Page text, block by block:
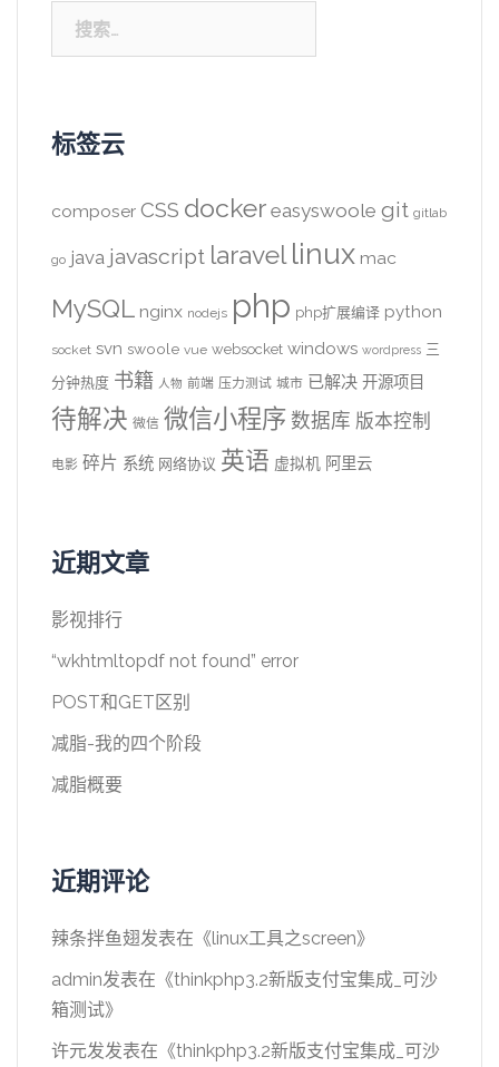
索：
标签云
composer CSS docker easyswoole git gitlab
go java javascript laravel linux mac
MySQL nginx nodejs php php扩展编译 python
socket svn swoole vue websocket windows wordpress 三
分钟热度 书籍 人物 前端 压力测试 城市 已解决 开源项目
待解决 微信 微信小程序 数据库 版本控制
电影 碎片 系统 网络协议 英语 虚拟机 阿里云
近期文章
影视排行
“wkhtmltopdf not found” error
POST和GET区别
减脂-我的四个阶段
减脂概要
近期评论
辣条拌鱼翅发表在《linux工具之screen》
admin发表在《thinkphp3.2新版支付宝集成_可沙
箱测试》
许元发发表在《thinkphp3.2新版支付宝集成_可沙